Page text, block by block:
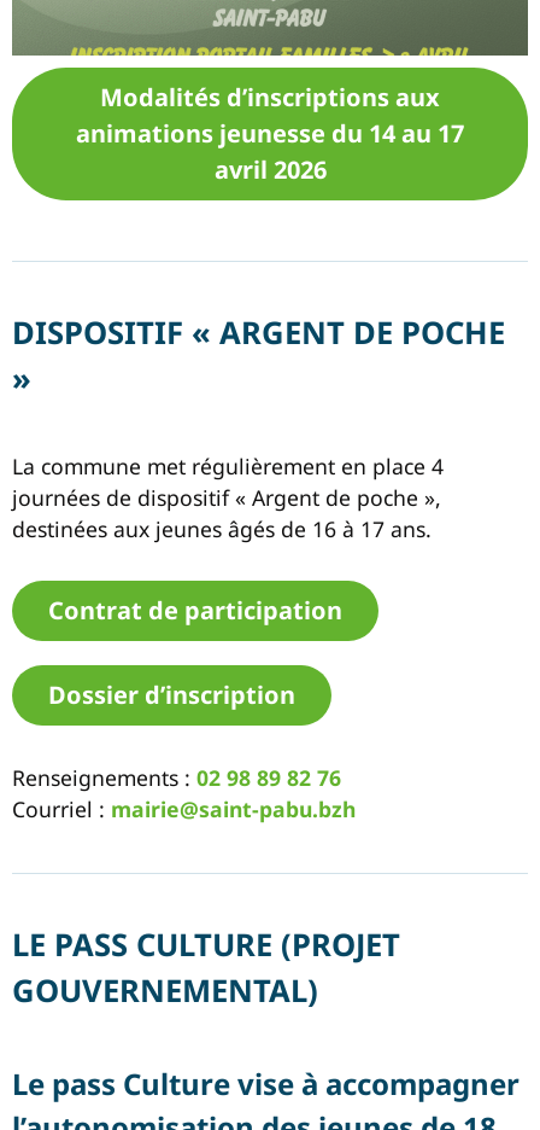
Modalités d’inscriptions aux
animations jeunesse du 14 au 17
avril 2026
DISPOSITIF « ARGENT DE POCHE
»
La commune met régulièrement en place 4
journées de dispositif « Argent de poche »,
destinées aux jeunes âgés de 16 à 17 ans.
Contrat de participation
Dossier d’inscription
Renseignements : 02 98 89 82 76
Courriel : mairie@saint-pabu.bzh
LE PASS CULTURE (PROJET
GOUVERNEMENTAL)
Le pass Culture vise à accompagner